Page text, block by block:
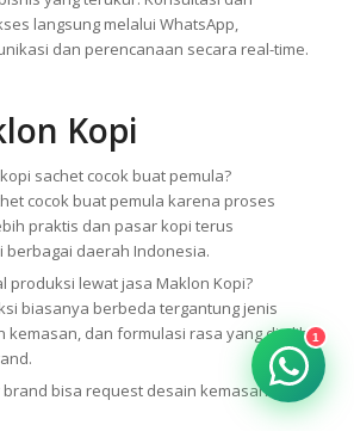
langsung melalui WhatsApp,
dan perencanaan secara real-time.
Kopi
sachet cocok buat pemula?
cocok buat pemula karena proses
praktis dan pasar kopi terus
berbagai daerah Indonesia.
produksi lewat jasa Maklon Kopi?
biasanya berbeda tergantung jenis
kemasan, dan formulasi rasa yang dipilih
bisa request desain kemasan
1